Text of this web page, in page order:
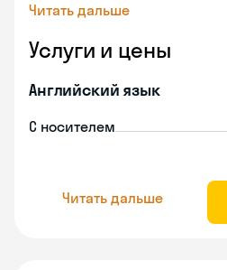
Читать дальше
Услуги и цены
Английский язык
С носителем
Читать дальше